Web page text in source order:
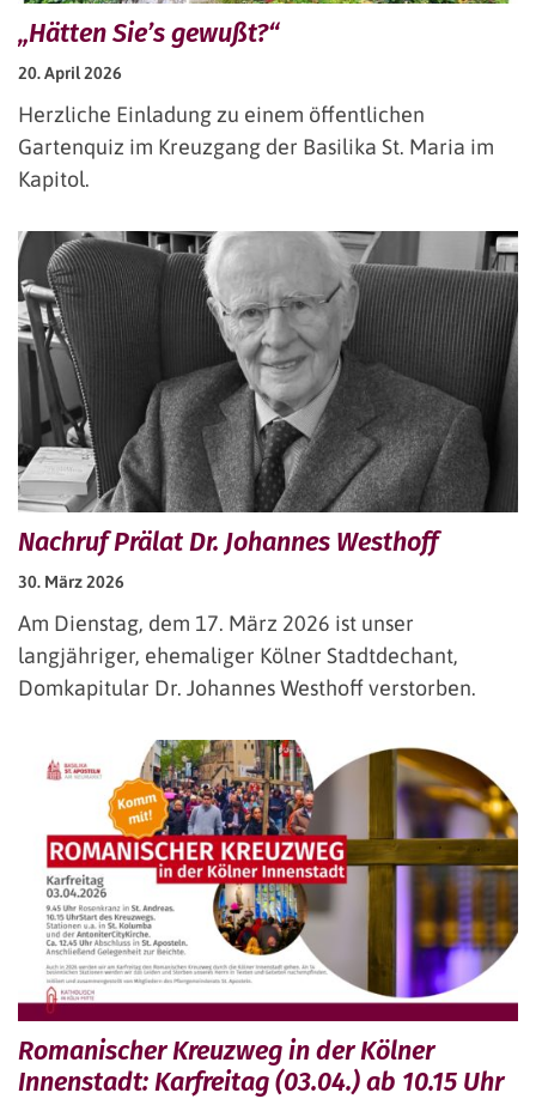
„Hätten Sie’s gewußt?“
20. April 2026
Herzliche Einladung zu einem öffentlichen
Gartenquiz im Kreuzgang der Basilika St. Maria im
Kapitol.
Nachruf Prälat Dr. Johannes Westhoff
30. März 2026
Am Dienstag, dem 17. März 2026 ist unser
langjähriger, ehemaliger Kölner Stadtdechant,
Domkapitular Dr. Johannes Westhoff verstorben.
Romanischer Kreuzweg in der Kölner
Innenstadt: Karfreitag (03.04.) ab 10.15 Uhr